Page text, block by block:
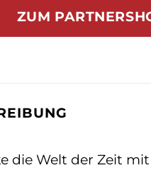
ZUM
die Welt der Zeit